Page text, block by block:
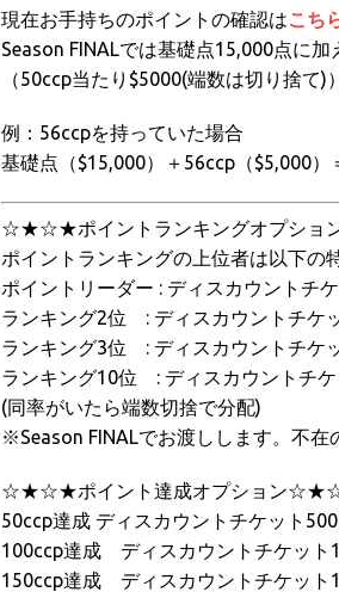
現在お手持ちのポイントの確認はこち
Season FINALでは基礎点15,000点に
（50ccp当たり$5000(端数は切り捨て)）
例：56ccpを持っていた場合
基礎点（$15,000）＋56ccp（$5,000
☆★☆★ポイントランキングオプシ
ポイントランキングの上位者は以下の
ポイントリーダー : ディスカウントチ
ランキング2位 : ディスカウントチケ
ランキング3位 : ディスカウントチケ
ランキング10位 : ディスカウントチ
(同率がいたら端数切捨で分配)
※Season FINALでお渡しします。不在
☆★☆★ポイント達成オプション
50ccp達成 ディスカウントチケット
100ccp達成 ディスカウントチケット
150ccp達成 ディスカウントチケット